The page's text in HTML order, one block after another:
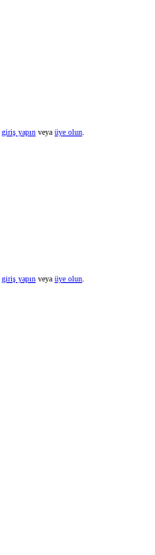
giriş yapın veya üye olun
giriş yapın veya üye olun